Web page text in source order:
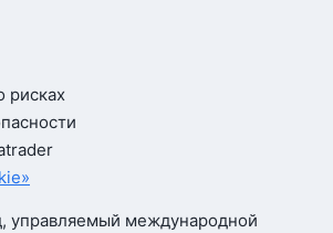
рисках
управляемый международной